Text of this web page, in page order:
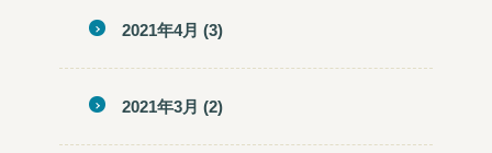
2021年4月 (3)
2021年3月 (2)